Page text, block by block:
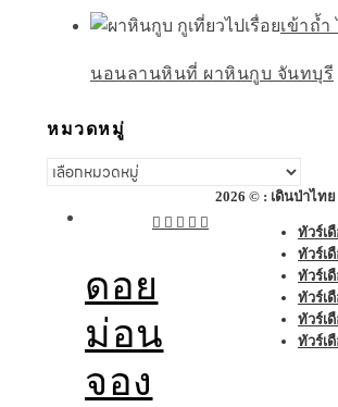
เข้าถ้ำ
นอนลานหินที่ ผาหินกูบ จันทบุรี
หมวดหมู่
หมวด
ดอย
ม่อน
จอง
2026 © : เดินป่าไทย
ทัวร์เ
ทัวร์เ
ทัวร์เ
ทัวร์เ
ทัวร์เ
ทัวร์เ